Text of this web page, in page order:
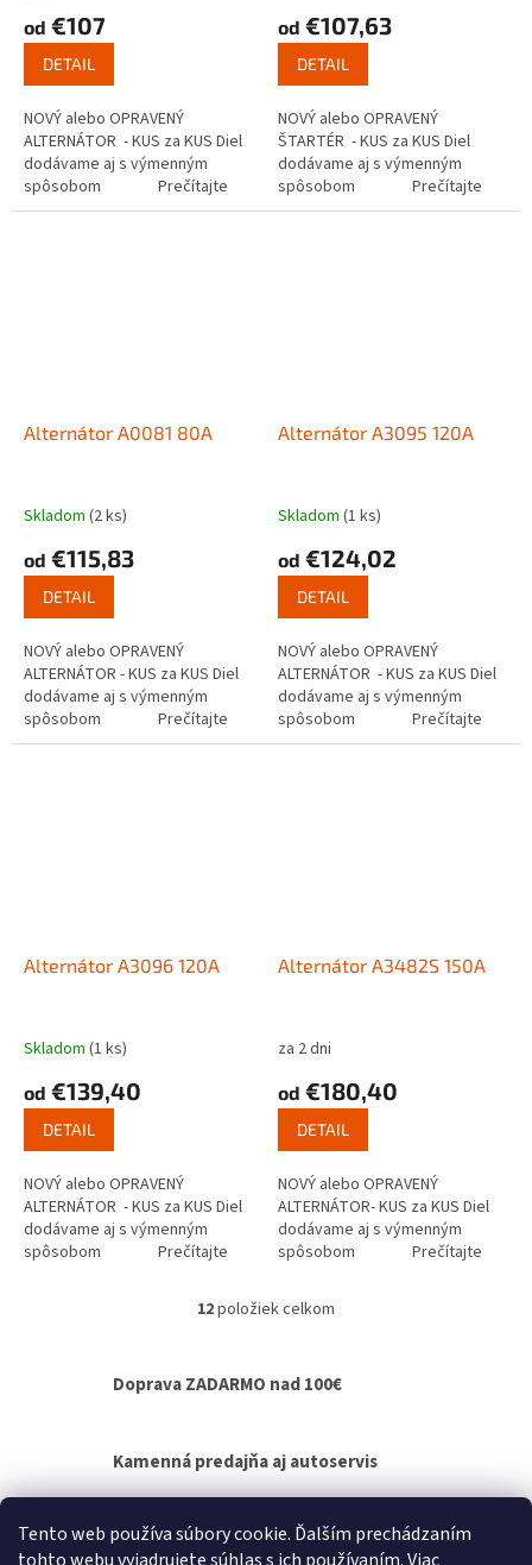
Tento web používa súbory cookie. Ďalším prechádzaním
od €107
DETAIL
NOVÝ alebo OPRAVENÝ
ALTERNÁTOR - KUS za KUS Diel
dodávame aj s výmenným
spôsobom Prečítajte
si ako...
od €107,63
DETAIL
NOVÝ alebo OPRAVENÝ
ŠTARTÉR - KUS za KUS Diel
dodávame aj s výmenným
spôsobom Prečítajte
si ako funguje...
Alternátor A0081 80A
Skladom (2 ks)
od €115,83
DETAIL
NOVÝ alebo OPRAVENÝ
ALTERNÁTOR - KUS za KUS Diel
dodávame aj s výmenným
spôsobom Prečítajte
si ako funguje...
Alternátor A3095 120A
Skladom (1 ks)
od €124,02
DETAIL
NOVÝ alebo OPRAVENÝ
ALTERNÁTOR - KUS za KUS Diel
dodávame aj s výmenným
spôsobom Prečítajte
si ako...
Alternátor A3096 120A
Skladom (1 ks)
od €139,40
DETAIL
NOVÝ alebo OPRAVENÝ
ALTERNÁTOR - KUS za KUS Diel
dodávame aj s výmenným
spôsobom Prečítajte
Alternátor A3482S 150A
za 2 dni
od €180,40
DETAIL
NOVÝ alebo OPRAVENÝ
ALTERNÁTOR- KUS za KUS Diel
dodávame aj s výmenným
spôsobom Prečítajte
O
á
c
e
p
r
12položiek celkom
Doprava ZADARMO nad 100€
Kamenná predajňa aj autoservis
Výmenný spôsob agregátov - bez čakania na
opravu